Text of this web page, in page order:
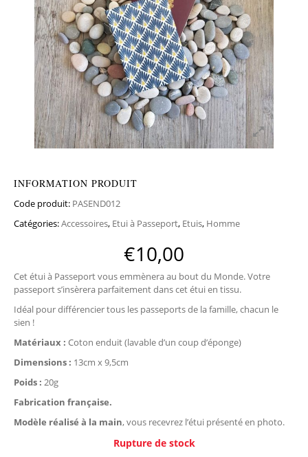
INFORMATION PRODUIT
Code produit: PASEND012
Catégories:Accessoires, Etui à Passeport, Etuis, Homme
€10,00
Cet étui à Passeport vous emmènera au bout du Monde. Votre
passeport s’insèrera parfaitement dans cet étui en tissu.
Idéal pour différencier tous les passeports de la famille, chacun le
sien !
Matériaux : Coton enduit (lavable d’un coup d’éponge)
Dimensions : 13cm x 9,5cm
Poids : 20g
Fabrication française.
Modèle réalisé à la main, vous recevrez l’étui présenté en photo.
Rupture de stock